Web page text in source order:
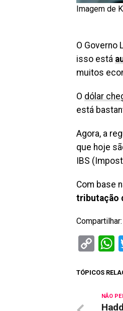
Imagem de
O Governo
isso está
muitos
O dólar
está
Agora, a
que hoje
IBS
Com base
tributação
Compartilhar:
TÓPICOS
NÃO